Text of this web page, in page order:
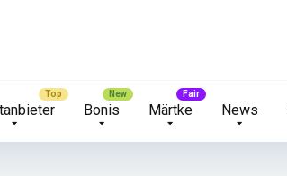
Bonis Märtke News